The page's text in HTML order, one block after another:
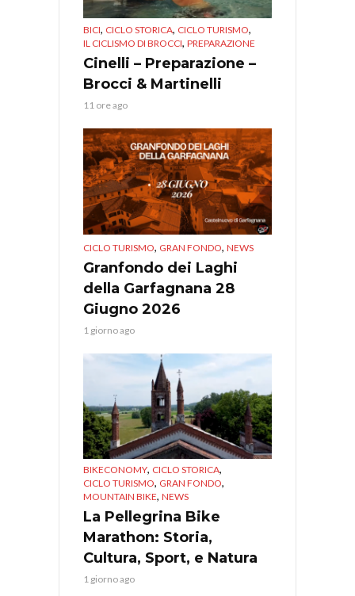
BICI, CICLO STORICA, CICLO TURISMO,
IL CICLISMO DI BROCCI, PREPARAZIONE
Cinelli – Preparazione –
Brocci & Martinelli
11 ore ago
CICLO TURISMO, GRAN FONDO, NEWS
Granfondo dei Laghi
della Garfagnana 28
Giugno 2026
1 giorno ago
BIKECONOMY, CICLO STORICA,
CICLO TURISMO, GRAN FONDO,
MOUNTAIN BIKE, NEWS
La Pellegrina Bike
Marathon: Storia,
Cultura, Sport, e Natura
1 giorno ago